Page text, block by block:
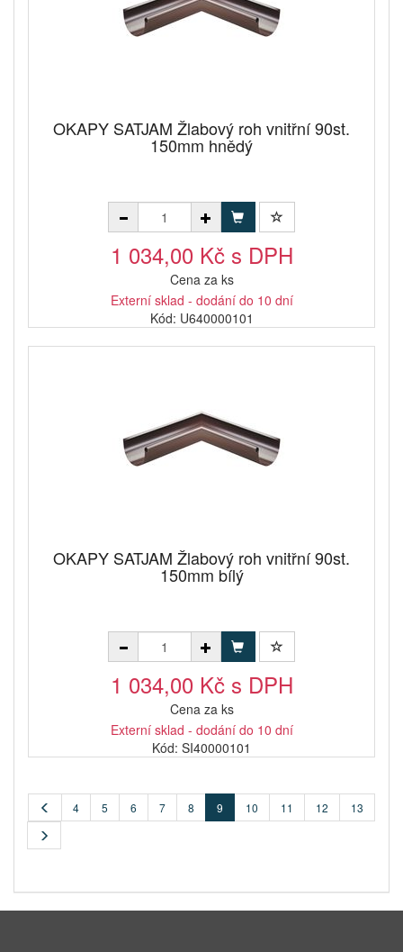
OKAPY SATJAM Žlabový roh vnitřní 90st.
150mm hnědý
1 034,00 Kč s DPH
Cena za ks
Externí sklad - dodání do 10 dní
Kód: U640000101
OKAPY SATJAM Žlabový roh vnitřní 90st.
150mm bílý
1 034,00 Kč s DPH
Cena za ks
Externí sklad - dodání do 10 dní
Kód: SI40000101
4 5 6 7 8 9 10 11 12 13